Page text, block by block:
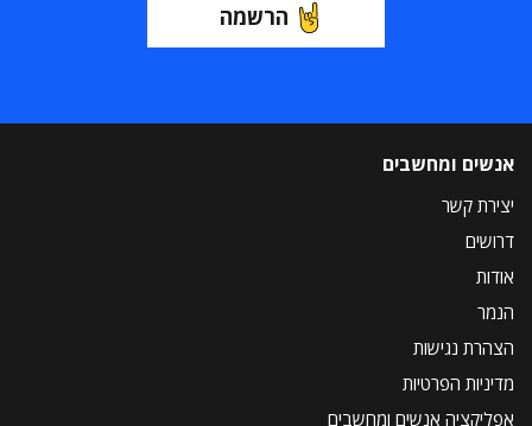
הרשמה
אנשים ומחשבים
יצירת קשר
דרושים
אודות
הנמר
הצהרת נגישות
מדיניות הפרטיות
אפליקציה אנשים ומחשבים